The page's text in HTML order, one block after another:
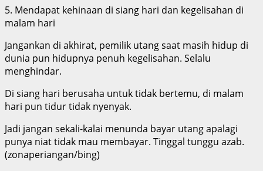
5. Mendapat kehinaan di siang hari dan kegelisahan di
malam hari
Jangankan di akhirat, pemilik utang saat masih hidup di
dunia pun hidupnya penuh kegelisahan. Selalu
menghindar.
Di siang hari berusaha untuk tidak bertemu, di malam
hari pun tidur tidak nyenyak.
Jadi jangan sekali-kalai menunda bayar utang apalagi
punya niat tidak mau membayar. Tinggal tunggu azab.
(zonaperiangan/bing)